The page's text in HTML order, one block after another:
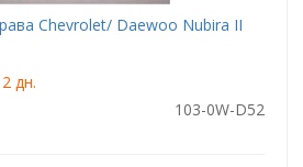
Chevrolet/ Daewoo Nubira II
дн.
103-0W-D52